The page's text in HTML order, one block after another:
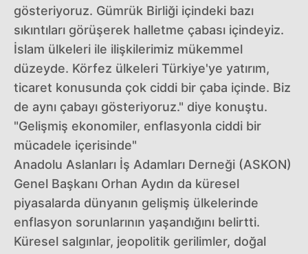
gösteriyoruz. Gümrük Birliği içindeki bazı
sıkıntıları görüşerek halletme çabası içindeyiz.
İslam ülkeleri ile ilişkilerimiz mükemmel
düzeyde. Körfez ülkeleri Türkiye'ye yatırım,
ticaret konusunda çok ciddi bir çaba içinde. Biz
de aynı çabayı gösteriyoruz." diye konuştu.
"Gelişmiş ekonomiler, enflasyonla ciddi bir
mücadele içerisinde"
Anadolu Aslanları İş Adamları Derneği (ASKON)
Genel Başkanı Orhan Aydın da küresel
piyasalarda dünyanın gelişmiş ülkelerinde
enflasyon sorunlarının yaşandığını belirtti.
Küresel salgınlar, jeopolitik gerilimler, doğal